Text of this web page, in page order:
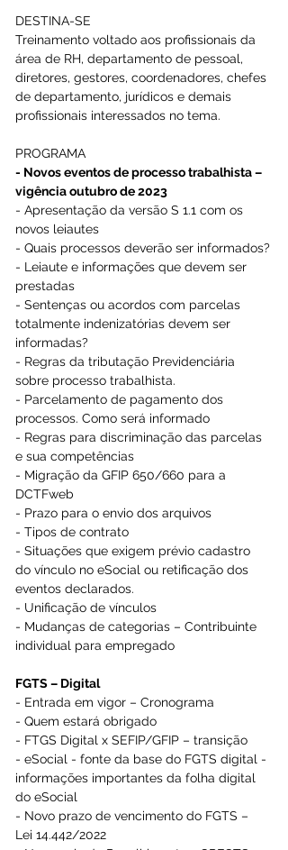
DESTINA-SE
Treinamento voltado aos profissionais da
área de RH, departamento de pessoal,
diretores, gestores, coordenadores, chefes
de departamento, jurídicos e demais
profissionais interessados no tema.
PROGRAMA
- Novos eventos de processo trabalhista –
vigência outubro de 2023
- Apresentação da versão S 1.1 com os
novos leiautes
- Quais processos deverão ser informados?
- Leiaute e informações que devem ser
prestadas
- Sentenças ou acordos com parcelas
totalmente indenizatórias devem ser
informadas?
- Regras da tributação Previdenciária
sobre processo trabalhista.
- Parcelamento de pagamento dos
processos. Como será informado
- Regras para discriminação das parcelas
e sua competências
- Migração da GFIP 650/660 para a
DCTFweb
- Prazo para o envio dos arquivos
- Tipos de contrato
- Situações que exigem prévio cadastro
do vínculo no eSocial ou retificação dos
eventos declarados.
- Unificação de vínculos
- Mudanças de categorias – Contribuinte
individual para empregado
FGTS – Digital
- Entrada em vigor – Cronograma
- Quem estará obrigado
- FTGS Digital x SEFIP/GFIP – transição
- eSocial - fonte da base do FGTS digital -
informações importantes da folha digital
do eSocial
- Novo prazo de vencimento do FGTS –
Lei 14.442/2022